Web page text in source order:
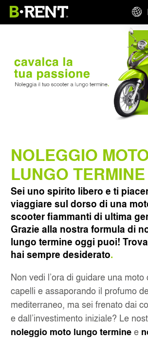
LUNGO TERMINE
NOLEGGIO AUTO LUNGO TERMINE
NOLEGGIO MOTO LUNGO TERMINE
FURGONI
ABBATTIMENTO FRANCHIGIE
GESTIONE MULTE E VERBALI
PAI PROTEZIONE PERSONALE INFORTUNI
SERVIZIO CLIENTI
SALTA LA FILA
NOLEGGIO MENSILE
VENEZIA AEROPORTO
ALGHERO
MILANO MALPENSA
CAGLIARI AEROPORTO
MILANO LINATE
MILANO STAZIONE CENTRALE
CONTATTI
NOLEGGIO
LUNGO TERMINE
Sei uno spirito libero e ti
viaggiare sul dorso di una
scooter fiammanti di ultima
Grazie alla nostra formula di
lungo termine oggi puoi!
hai sempre desiderato.
Non vedi l’ora di guidare una
capelli e assaporando il profumo
mediterraneo, ma sei frenato dai
e dall’investimento iniziale? Le
noleggio moto lungo terminee